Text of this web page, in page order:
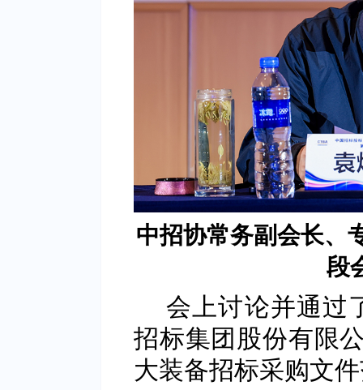
中招协常务副会长、
段
会上讨论并通过
招标集团股份有限
大装备招标采购文